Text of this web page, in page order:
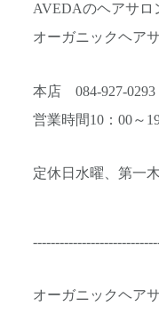
AVEDAのヘアサロ
オーガニックヘア
本店 084-927-0293
営業時間10：00～
定休日水曜、第一
オーガニックヘア